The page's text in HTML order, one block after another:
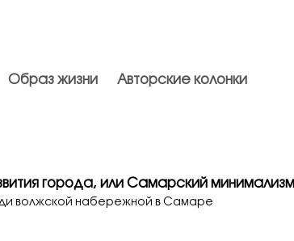
Образ жизни Авторские колонки
города, или Самарский минимализм
волжской набережной в Самаре